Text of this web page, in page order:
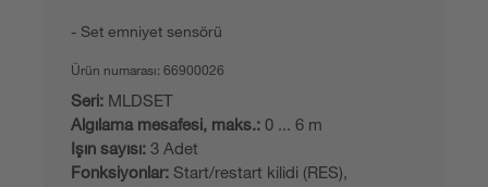
Set emniyet sensörü
Ürün numarası: 66900026
Seri: MLDSET
Algılama mesafesi, maks.: 0 ... 6 m
Işın sayısı: 3 Adet
Fonksiyonlar: Start/restart kilidi (RES),